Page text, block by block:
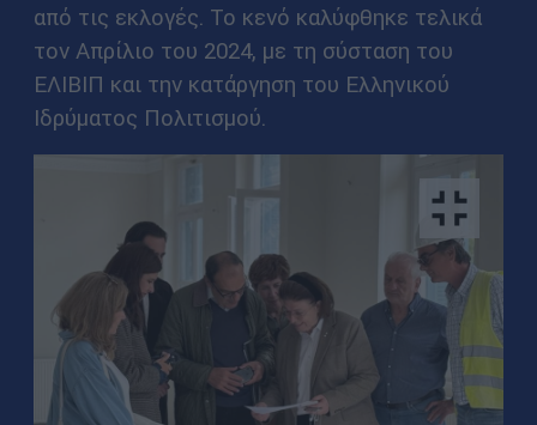
από τις εκλογές. Το κενό καλύφθηκε τελικά
τον Απρίλιο του 2024, με τη σύσταση του
ΕΛΙΒΙΠ και την κατάργηση του Ελληνικού
Ιδρύματος Πολιτισμού.